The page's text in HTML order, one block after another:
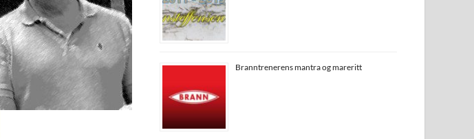
Branntrenerens mantra og mareritt